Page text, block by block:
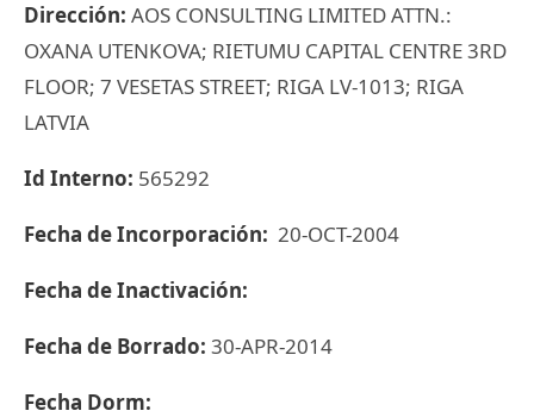
Dirección: AOS CONSULTING LIMITED ATTN.:
OXANA UTENKOVA; RIETUMU CAPITAL CENTRE 3RD
FLOOR; 7 VESETAS STREET; RIGA LV-1013; RIGA
LATVIA
Id Interno: 565292
Fecha de Incorporación: 20-OCT-2004
Fecha de Inactivación:
Fecha de Borrado: 30-APR-2014
Fecha Dorm: